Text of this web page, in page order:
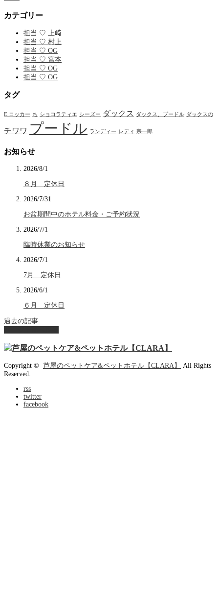
カテゴリー
担当 ♡ 上﨑
担当 ♡ 村上
担当 ♡ OG
担当 ♡ 宮本
担当 ♡ OG
担当 ♡ OG
タグ
E.コッカー ち ショコラティエ シーズー ダックス ダックス、プードル ダックスの
チワワ プードル ランディー レディ 宗一郎
お知らせ
2026/8/1
８月 定休日
2026/7/31
お盆期間中のホテル料金・ご予約状況
2026/7/1
臨時休業のお知らせ
2026/7/1
7月 定休日
2026/6/1
６月 定休日
過去の記事
Copyright © 芦屋のペットケア&ペットホテル【CLARA】
All Rights
Reserved.
rss
twitter
facebook